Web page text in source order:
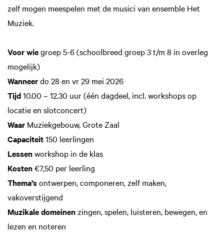
zelf mogen meespelen met de musici van ensemble Het
Muziek.
Voor wiegroep 5-6 (schoolbreed groep 3 t/m 8 in overleg
mogelijk)
Wanneerdo 28 en vr 29 mei 2026
Tijd10.00 – 12.30 uur (één dagdeel, incl. workshops op
locatie en slotconcert)
Waar Muziekgebouw, Grote Zaal
Capaciteit150 leerlingen
Lessenworkshop in de klas
Kosten€7,50 per leerling
Thema’sontwerpen, componeren, zelf maken,
vakoverstijgend
Muzikale domeinenzingen, spelen, luisteren, bewegen, en
lezen en noteren